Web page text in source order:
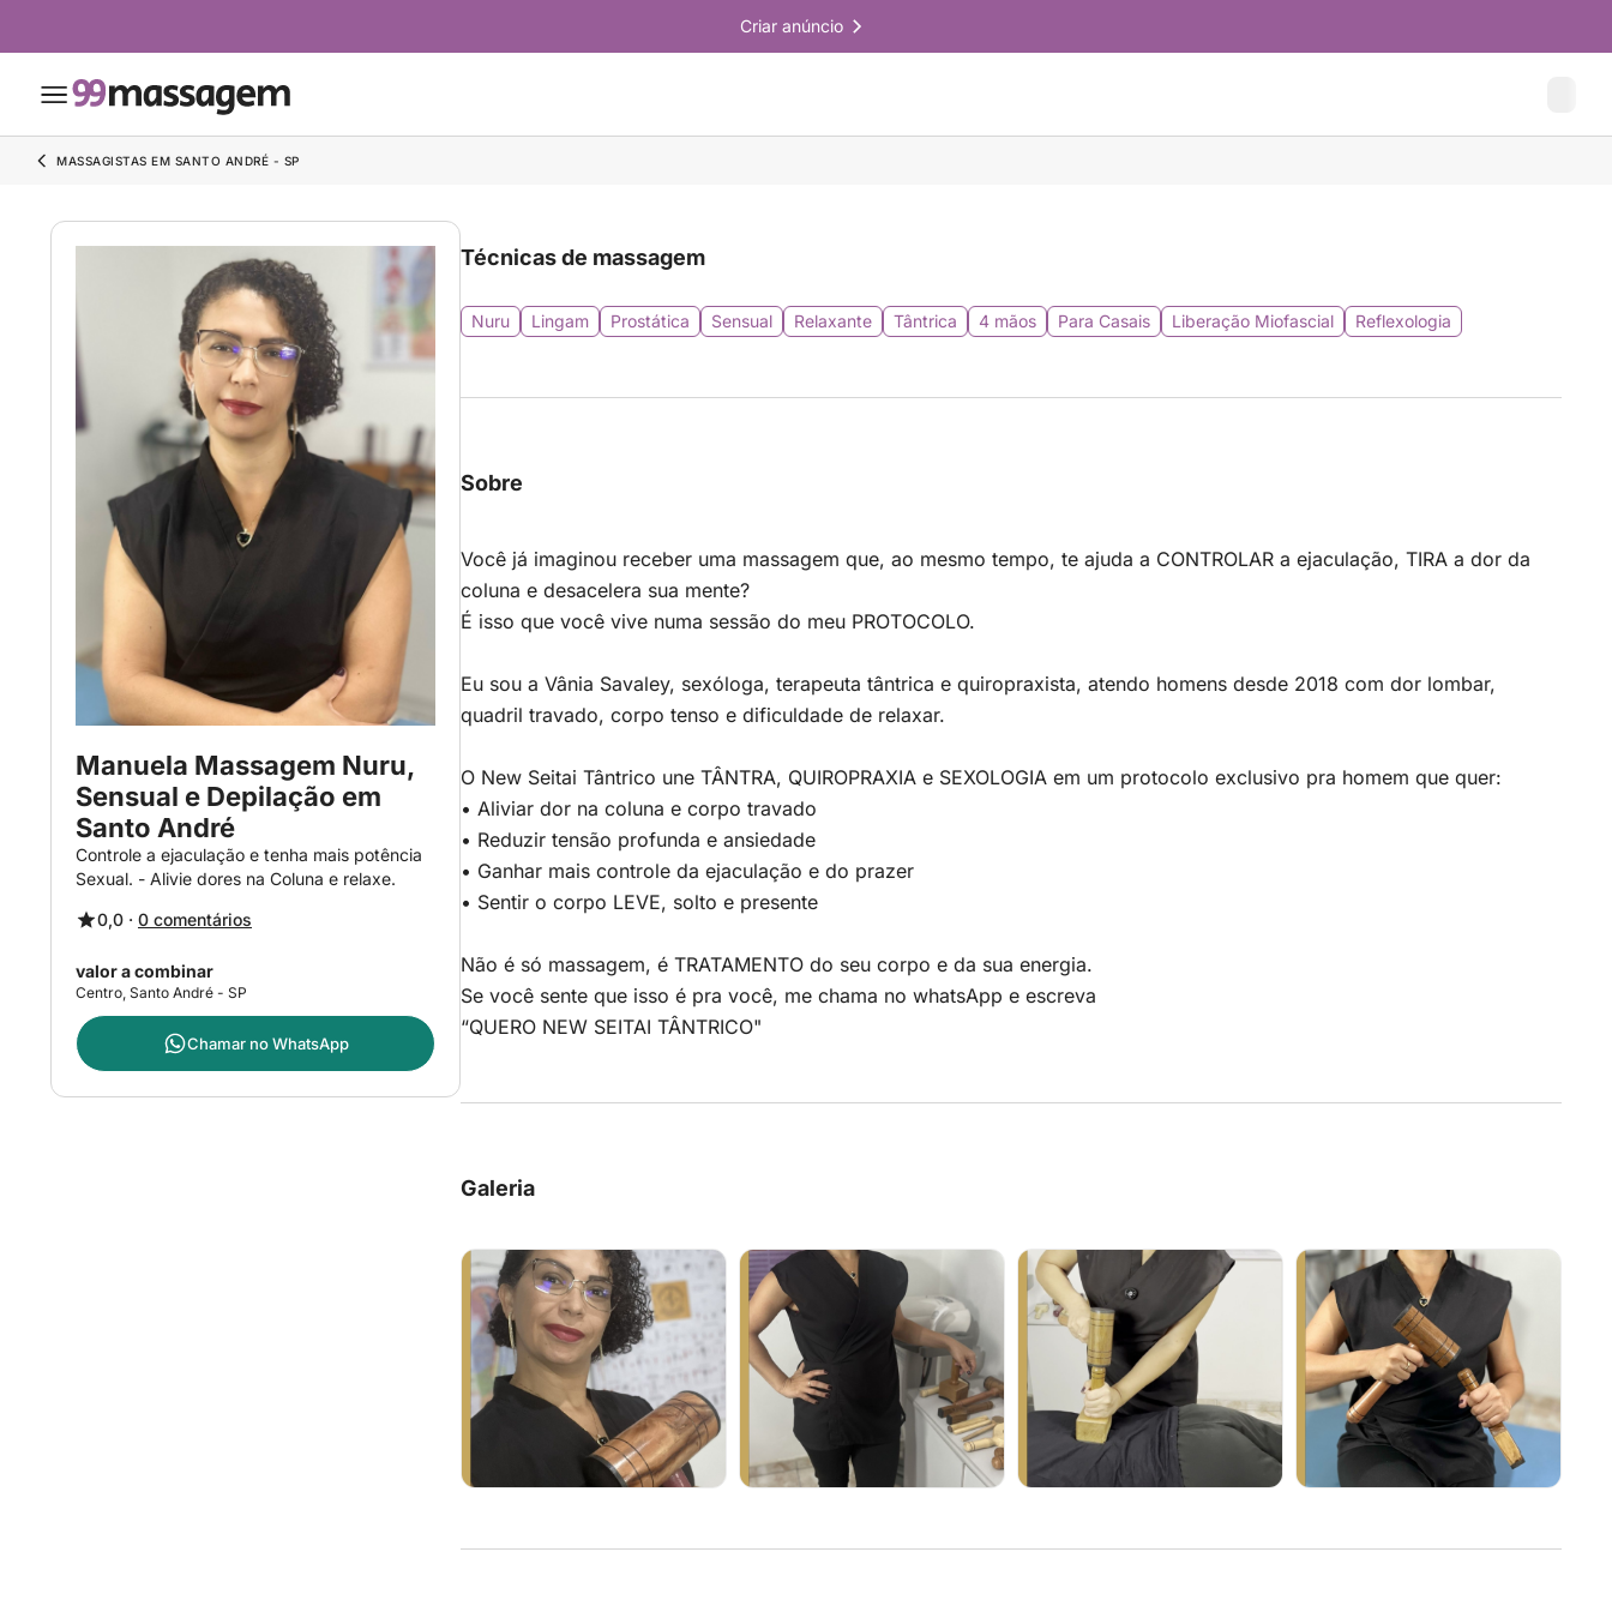
Criar anúncio
MASSAGISTAS EM SANTO ANDRÉ - SP
Manuela Massagem Nuru,
Sensual e Depilação em
Santo André
Controle a ejaculação e tenha mais potência
Sexual. - Alivie dores na Coluna e relaxe.
0,0 · 0 comentários
valor a combinar
Centro, Santo André - SP
Chamar noWhatsApp
Técnicas de massagem
Nuru Lingam Prostática Sensual Relaxante Tântrica 4 mãos Para Casais Liberação Miofascial Reflexologia
Sobre
Você já imaginou receber uma massagem que, ao mesmo tempo, te ajuda a CONTROLAR a ejaculação, TIRA a dor da
coluna e desacelera sua mente?
É isso que você vive numa sessão do meu PROTOCOLO.
Eu sou a Vânia Savaley, sexóloga, terapeuta tântrica e quiropraxista, atendo homens desde 2018 com dor lombar,
quadril travado, corpo tenso e dificuldade de relaxar.
O New Seitai Tântrico une TÂNTRA, QUIROPRAXIA e SEXOLOGIA em um protocolo exclusivo pra homem que quer:
• Aliviar dor na coluna e corpo travado
• Reduzir tensão profunda e ansiedade
• Ganhar mais controle da ejaculação e do prazer
• Sentir o corpo LEVE, solto e presente
Não é só massagem, é TRATAMENTO do seu corpo e da sua energia.
Se você sente que isso é pra você, me chama no whatsApp e escreva
“QUERO NEW SEITAI TÂNTRICO"
Galeria